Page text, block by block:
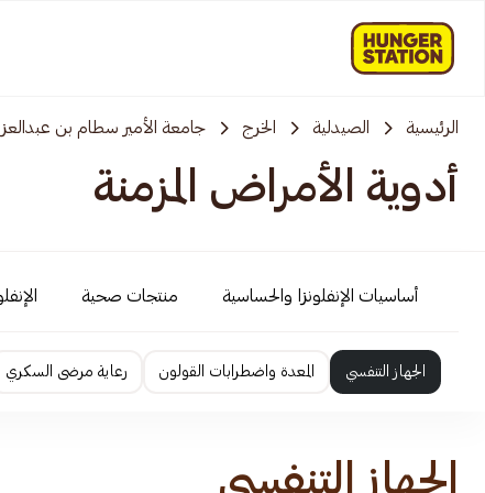
الرئيسية الصيدلية الخرج جامعة الأمير سطام بن
أدوية الأمراض المزمنة
أساسيات الإنفلونزا والحساسية منتجات صحية
الجهاز التنفسي المعدة واضطرابات القولون رعاية مرضى السكري
الجهاز التنفسي